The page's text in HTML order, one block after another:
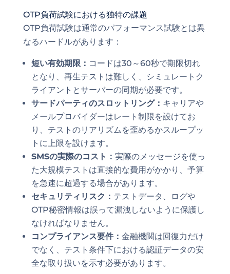
OTP負荷試験における独特の課題
OTP負荷試験は通常のパフォーマンス試験とは異
なるハードルがあります：
短い有効期限： コードは30～60秒で期限切れ
となり、再生テストは難しく、シミュレートク
ライアントとサーバーの同期が必要です。
サードパーティのスロットリング： キャリアや
メールプロバイダーはレート制限を設けてお
り、テストのリアリズムを歪めるかスループッ
トに上限を設けます。
SMSの実際のコスト： 実際のメッセージを使っ
た大規模テストは直接的な費用がかかり、予算
を急速に超過する場合があります。
セキュリティリスク： テストデータ、ログや
OTP秘密情報は誤って漏洩しないように保護し
なければなりません。
コンプライアンス要件： 金融機関は回復力だけ
でなく、テスト条件下における認証データの安
全な取り扱いを示す必要があります。